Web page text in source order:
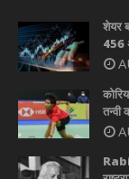
शेयर
456
तन्वी